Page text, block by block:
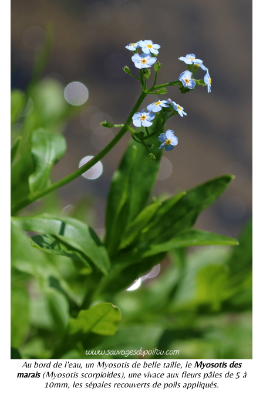
Au bord de l'eau, un Myosotis de belle taille, le Myosotis des
marais(Myosotis scorpioides), une vivace aux fleurs pâles de 5 à
10mm, les sépales recouverts de poils appliqués.